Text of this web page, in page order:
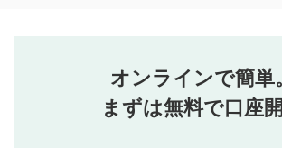
投稿するボタン
星で評価をすると投稿できます。（お名
行ってください。
当社は、利用者同士、もしくは利用者と
ブルによって生じた損害に対して一切の
オンラインで簡単
まずは無料で口座